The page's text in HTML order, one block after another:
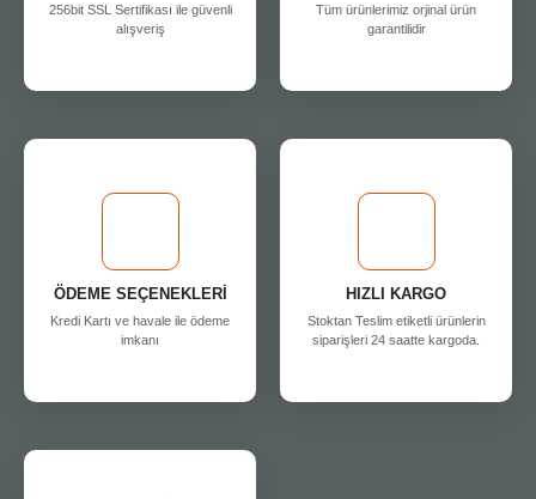
256bit SSL Sertifikası ile güvenli
alışveriş
Tüm ürünlerimiz orjinal ürün
garantilidir
ÖDEME SEÇENEKLERİ
Kredi Kartı ve havale ile ödeme
imkanı
HIZLI KARGO
Stoktan Teslim etiketli ürünlerin
siparişleri 24 saatte kargoda.